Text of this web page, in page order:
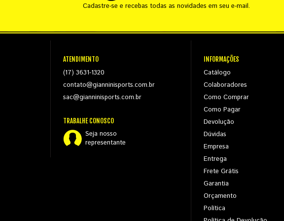
Cadastre-se e recebas todas as novidades em seu e-mail.
ATENDIMENTO
(17) 3631-1320
contato@gianninisports.com.br
sac@gianninisports.com.br
TRABALHE CONOSCO
Seja nosso
representante
INFORMAÇÕES
Catálogo
Colaboradores
Como Comprar
Como Pagar
Devolução
Dúvidas
Empresa
Entrega
Frete Grátis
Garantia
Orçamento
Política